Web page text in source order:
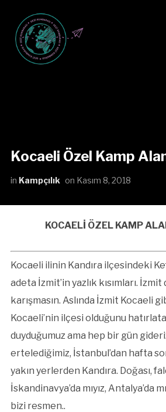
Kocaeli Özel Kamp
in Kampçılık on Kasım 8, 2018
KOCAELİ ÖZEL KAMP
Kocaeli ilinin Kandıra ilçesindeki
adeta İzmit’in yazlık kısımları.
karışmasın. Aslında İzmit Kocaeli
Kocaeli’nin ilçesi olduğunu
duyduğumuz ama hep bir gün
ertelediğimiz, İstanbul’dan hafta
yakın yerlerden Kandıra. Doğası,
İskandinavya’da mıyız, Antalya’da
bizi resmen..